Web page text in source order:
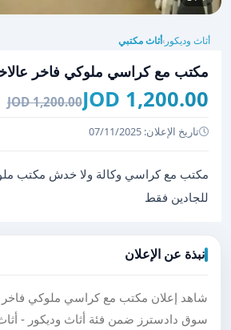
أثاث وديكور ›أثاث مكتبي
مكتب مع كراسي ملوكي فاخر
1,200.00 JOD
1,200.00 JOD
تاريخ الإعلان: 07/11/2025
مكتب مع كراسي وكالة ولا خدش مكتب
للجادين فقط
نبذة عن الإعلان
شاهد إعلان مكتب مع كراسي ملوكي
سوق دادسترز ضمن فئة أثاث وديكور -